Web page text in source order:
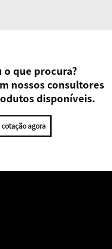
que procura?
nossos consultores
disponíveis.
agora